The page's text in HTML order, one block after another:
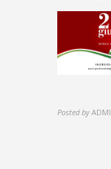
Posted by